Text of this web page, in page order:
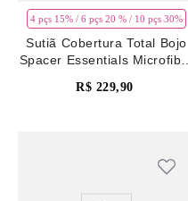
4 pçs 15% / 6 pçs 20 % / 10 pçs 30%
Sutiã Cobertura Total Bojo
Spacer Essentials Microfibra
R$ 229,90